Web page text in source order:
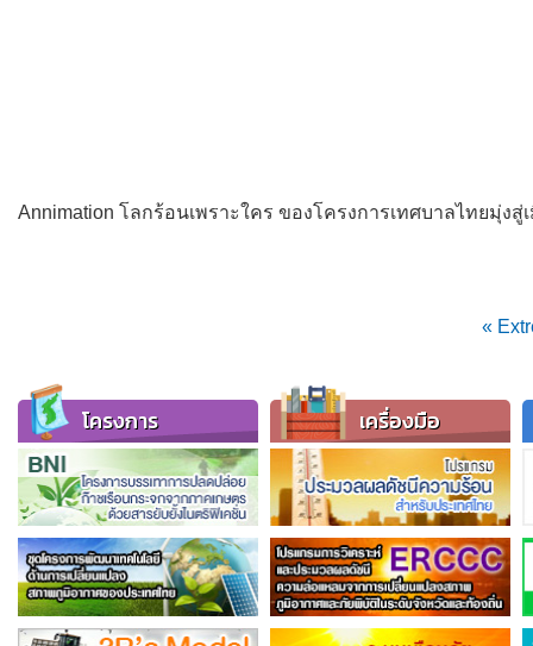
Annimation โลกร้อนเพราะใคร ของโครงการเทศบาลไทยมุ่ง
«
โครงการ เครื่องมือ